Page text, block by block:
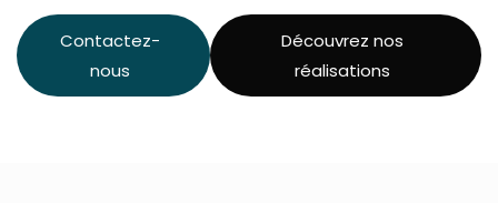
Contactez-
nous
Découvrez nos
réalisations